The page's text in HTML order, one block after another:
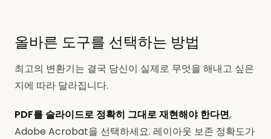
올바른 도구를 선택하는 방법
최고의 변환기는 결국 당신이 실제로 무엇을 해내고 싶은
지에 따라 달라집니다.
PDF를 슬라이드로 정확히 그대로 재현해야 한다면,
Adobe Acrobat을 선택하세요. 레이아웃 보존 정확도가